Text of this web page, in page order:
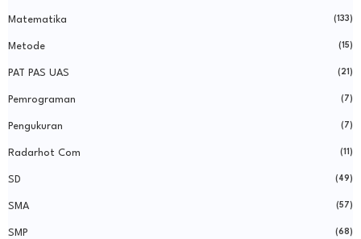
Matematika (133)
Metode (15)
PAT PAS UAS (21)
Pemrograman (7)
Pengukuran (7)
Radarhot Com (11)
SD (49)
SMA (57)
SMP (68)